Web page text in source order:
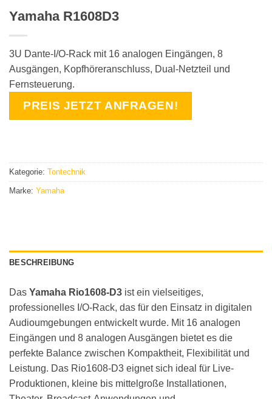
Yamaha R1608D3
3U Dante-I/O-Rack mit 16 analogen Eingängen, 8
Ausgängen, Kopfhöreranschluss, Dual-Netzteil und
Fernsteuerung.
PREIS JETZT ANFRAGEN!
Kategorie: Tontechnik
Marke: Yamaha
BESCHREIBUNG
Das Yamaha Rio1608-D3 ist ein vielseitiges,
professionelles I/O-Rack, das für den Einsatz in digitalen
Audioumgebungen entwickelt wurde. Mit 16 analogen
Eingängen und 8 analogen Ausgängen bietet es die
perfekte Balance zwischen Kompaktheit, Flexibilität und
Leistung. Das Rio1608-D3 eignet sich ideal für Live-
Produktionen, kleine bis mittelgroße Installationen,